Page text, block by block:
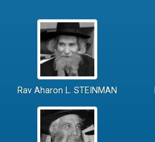
Rav Aharon L. STEINMAN